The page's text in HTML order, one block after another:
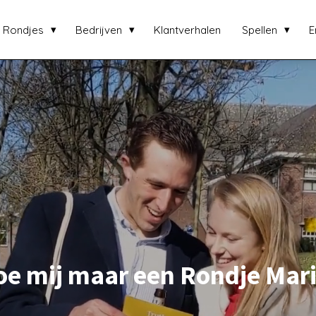
Rondjes Bedrijven Klantverhalen Spellen
mij maar een Rondje